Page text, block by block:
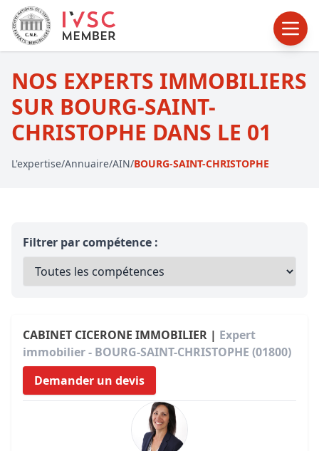
NOS EXPERTS IMMOBILIERS
SUR BOURG-SAINT-
CHRISTOPHE DANS LE 01
L'expertise/Annuaire/AIN/BOURG-SAINT-CHRISTOPHE
Filtrer par compétence :
CABINET CICERONE IMMOBILIER | Expert
immobilier - BOURG-SAINT-CHRISTOPHE (01800)
Demander un devis